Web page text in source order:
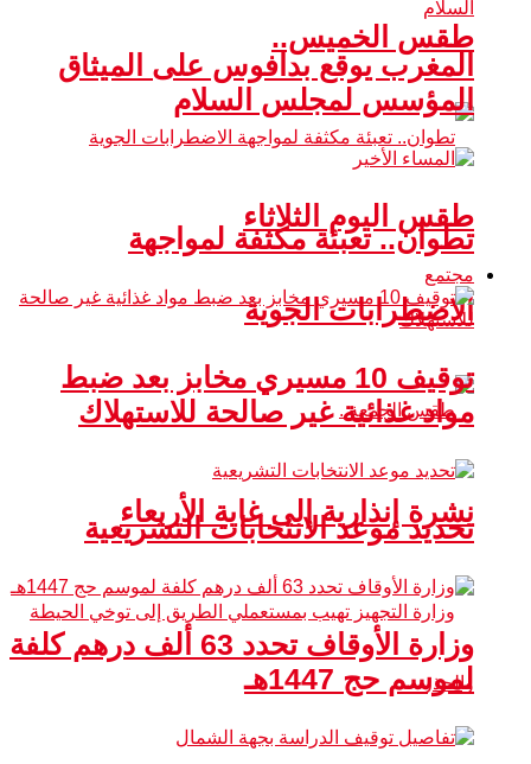
طقس الخميس..
تطوان.. تعبئة مكثفة لمواجهة
الاضطرابات الجوية
نشرة إنذارية إلى غاية الأربعاء
المغرب يوقع بدافوس على الميثاق
المؤسس لمجلس السلام
طقس اليوم الثلاثاء
مجتمع
توقيف 10 مسيري مخابز بعد ضبط
مواد غذائية غير صالحة للاستهلاك
تحديد موعد الانتخابات التشريعية
وزارة الأوقاف تحدد 63 ألف درهم كلفة
لموسم حج 1447هـ